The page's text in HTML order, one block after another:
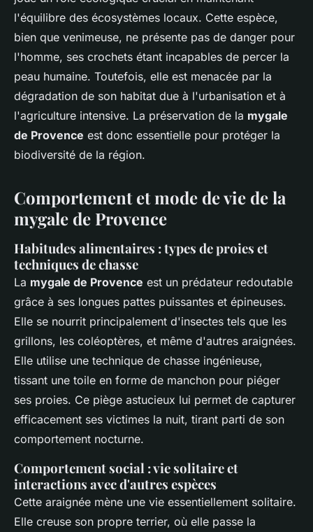
l'équilibre des écosystèmes locaux. Cette espèce,
bien que venimeuse, ne présente pas de danger pour
l'homme, ses crochets étant incapables de percer la
peau humaine. Toutefois, elle est menacée par la
dégradation de son habitat due à l'urbanisation et à
l'agriculture intensive. La préservation de la mygale
de Provence est donc essentielle pour protéger la
biodiversité de la région.
Comportement et mode de vie de la
mygale de Provence
Habitudes alimentaires : types de proies et
techniques de chasse
La mygale de Provence est un prédateur redoutable
grâce à ses longues pattes puissantes et épineuses.
Elle se nourrit principalement d'insectes tels que les
grillons, les coléoptères, et même d'autres araignées.
Elle utilise une technique de chasse ingénieuse,
tissant une toile en forme de manchon pour piéger
ses proies. Ce piège astucieux lui permet de capturer
efficacement ses victimes la nuit, tirant parti de son
comportement nocturne.
Comportement social : vie solitaire et
interactions avec d'autres espèces
Cette araignée mène une vie essentiellement solitaire.
Elle creuse son propre terrier, où elle passe la